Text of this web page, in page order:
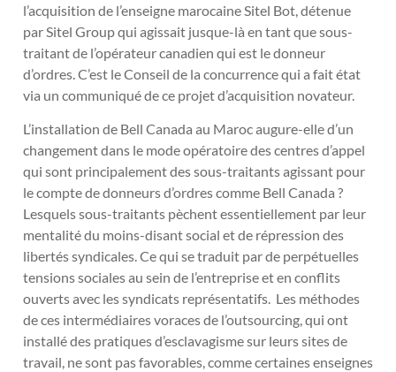
l’acquisition de l’enseigne marocaine Sitel Bot, détenue
par Sitel Group qui agissait jusque-là en tant que sous-
traitant de l’opérateur canadien qui est le donneur
d’ordres. C’est le Conseil de la concurrence qui a fait état
via un communiqué de ce projet d’acquisition novateur.
L’installation de Bell Canada au Maroc augure-elle d’un
changement dans le mode opératoire des centres d’appel
qui sont principalement des sous-traitants agissant pour
le compte de donneurs d’ordres comme Bell Canada ?
Lesquels sous-traitants pèchent essentiellement par leur
mentalité du moins-disant social et de répression des
libertés syndicales. Ce qui se traduit par de perpétuelles
tensions sociales au sein de l’entreprise et en conflits
ouverts avec les syndicats représentatifs. Les méthodes
de ces intermédiaires voraces de l’outsourcing, qui ont
installé des pratiques d’esclavagisme sur leurs sites de
travail, ne sont pas favorables, comme certaines enseignes